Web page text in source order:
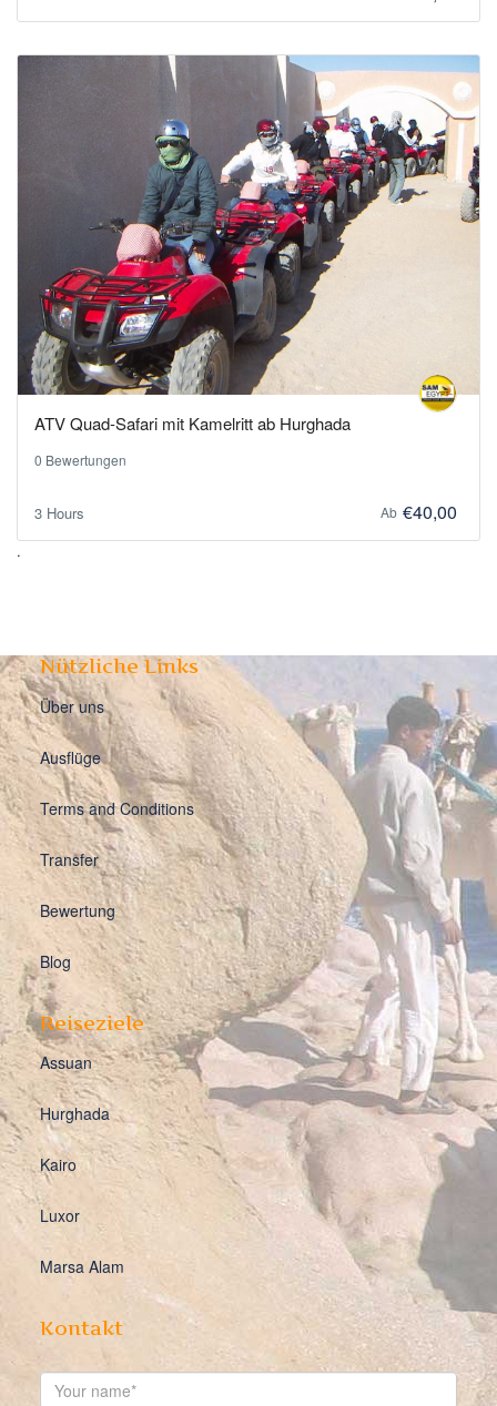
ATV Quad-Safari mit Kamelritt ab Hurghada
0 Bewertungen
3 Hours Ab €40,00
.
Nützliche Links
Über uns
Ausflüge
Terms and Conditions
Transfer
Bewertung
Blog
Reiseziele
Assuan
Hurghada
Kairo
Luxor
Marsa Alam
Kontakt